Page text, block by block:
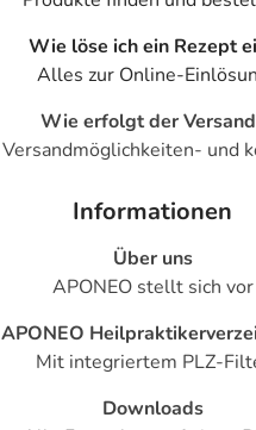
Wie löse ich ein Rezept
Alles zur Online-
Wie erfolgt der
Versandmöglichkeiten- und
Informationen
Über uns
APONEO stellt sich vor
APONEO
Mit integriertem PLZ-
Downloads